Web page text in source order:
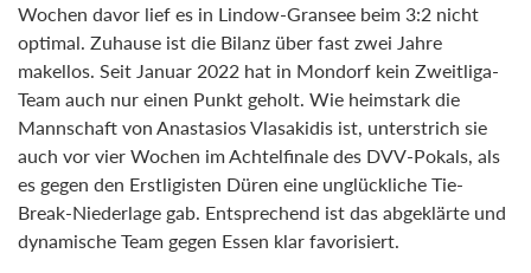
Wochen davor lief es in Lindow-Gransee beim 3:2 nicht
optimal. Zuhause ist die Bilanz über fast zwei Jahre
makellos. Seit Januar 2022 hat in Mondorf kein Zweitliga-
Team auch nur einen Punkt geholt. Wie heimstark die
Mannschaft von Anastasios Vlasakidis ist, unterstrich sie
auch vor vier Wochen im Achtelfinale des DVV-Pokals, als
es gegen den Erstligisten Düren eine unglückliche Tie-
Break-Niederlage gab. Entsprechend ist das abgeklärte und
dynamische Team gegen Essen klar favorisiert.